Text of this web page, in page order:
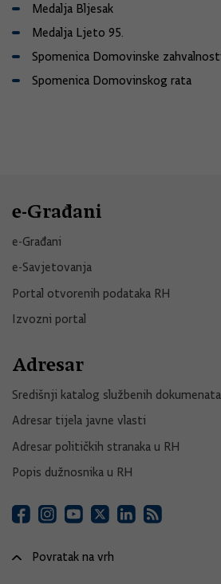
Medalja Bljesak
Medalja Ljeto 95.
Spomenica Domovinske
Spomenica Domovinskog rata
e-Građani
e-Građani
e-Savjetovanja
Portal otvorenih podataka RH
Izvozni portal
Adresar
Središnji katalog službenih
Adresar tijela javne vlasti
Adresar političkih stranaka u RH
Popis dužnosnika u RH
Povratak na vrh